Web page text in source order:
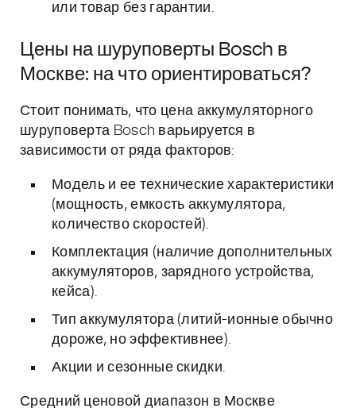
или товар без гарантии.
Цены на шуруповерты Bosch в
Москве: на что ориентироваться?
Стоит понимать, что цена аккумуляторного
шуруповерта Bosch варьируется в
зависимости от ряда факторов:
Модель и ее технические характеристики
(мощность, емкость аккумулятора,
количество скоростей).
Комплектация (наличие дополнительных
аккумуляторов, зарядного устройства,
кейса).
Тип аккумулятора (литий-ионные обычно
дороже, но эффективнее).
Акции и сезонные скидки.
Средний ценовой диапазон в Москве